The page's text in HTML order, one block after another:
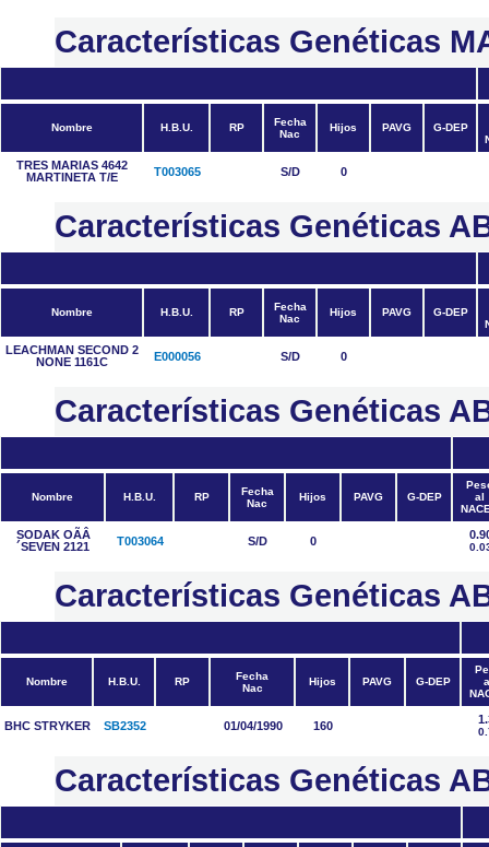
Características Genéticas
Nombre H.B.U. RP
Fecha
Nac
Hijos PAVG
G-DEP
TRES MARIAS 4642
MARTINETA T/E
T003065 S/D 0
Características Genéticas
Nombre H.B.U. RP
Fecha
Nac
Hijos PAVG
G-DEP
LEACHMAN SECOND 2
NONE 1161C
E000056 S/D 0
Características Genéticas
Nombre H.B.U. RP
Fecha
Nac
Hijos PAVG G-DEP
al
SODAK OÃÂ
´SEVEN 2121
T003064 S/D 0
Características Genéticas
Nombre H.B.U. RP
Fecha
Nac
Hijos PAVG G-DEP
BHC STRYKER SB2352 01/04/1990 160
Características Genéticas